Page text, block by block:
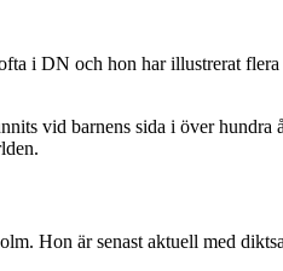
i DN och hon har illustrerat
vid barnens sida i över
Hon är senast aktuell med